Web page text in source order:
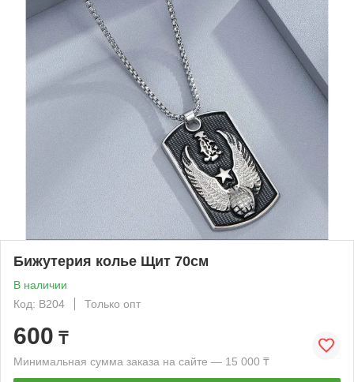
Бижутерия колье Щит 70см
В наличии
Код: B204
Только опт
600 ₸
Минимальная сумма заказа на сайте — 15 000 ₸